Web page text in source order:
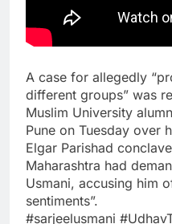
A case for allegedly
different groups” was
Muslim University
Pune on Tuesday over
Elgar Parishad
Maharashtra had
Usmani, accusing him
sentiments”.
#sarjeelusmani​